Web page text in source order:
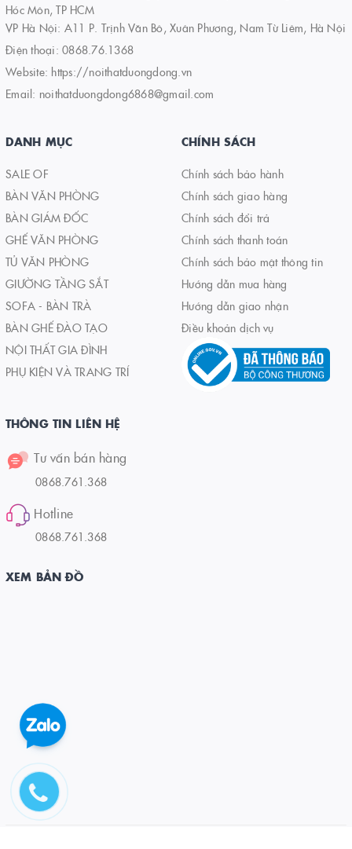
Hóc Môn, TP HCM
VP Hà Nội: A11 P. Trịnh Văn Bô, Xuân Phương, Nam Từ Liêm, Hà Nội
Điện thoại: 0868.76.1368
Website: https://noithatduongdong.vn
Email: noithatduongdong6868@gmail.com
DANH MỤC
SALE OF
BÀN VĂN PHÒNG
BÀN GIÁM ĐỐC
GHẾ VĂN PHÒNG
TỦ VĂN PHÒNG
GIƯỜNG TẦNG SẮT
SOFA - BÀN TRÀ
BÀN GHẾ ĐÀO TẠO
NỘI THẤT GIA ĐÌNH
PHỤ KIỆN VÀ TRANG TRÍ
CHÍNH SÁCH
Chính sách bảo hành
Chính sách giao hàng
Chính sách đổi trả
Chính sách thanh toán
Chính sách bảo mật thông tin
Hướng dẫn mua hàng
Hướng dẫn giao nhận
Điều khoản dịch vụ
THÔNG TIN LIÊN HỆ
Tư vấn bán hàng
0868.761.368
Hotline
0868.761.368
XEM BẢN ĐỒ